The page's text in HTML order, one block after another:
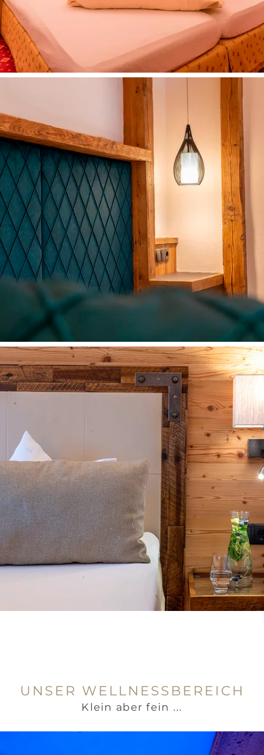
UNSER WELLNESSBEREICH
Klein aber fein ...